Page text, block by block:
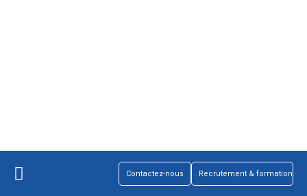
Contactez-nous Recrutement & formation